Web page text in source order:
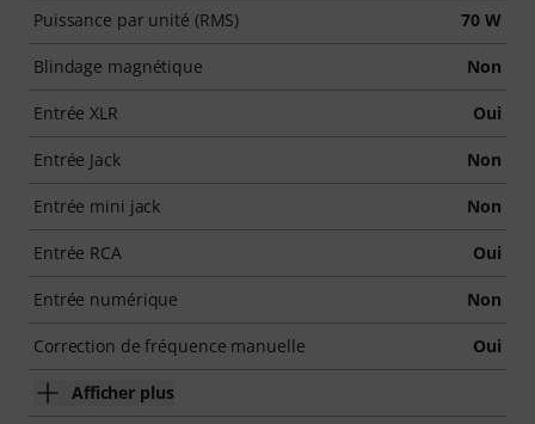
Puissance par unité (RMS) 70 W
Blindage magnétique Non
Entrée XLR Oui
Entrée Jack Non
Entrée mini jack Non
Entrée RCA Oui
Entrée numérique Non
Correction de fréquence manuelle Oui
Afficher plus